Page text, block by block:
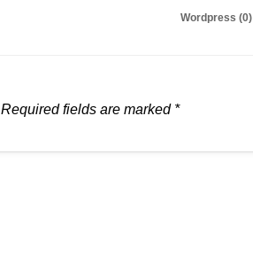
Wordpress (0)
Required fields are marked *